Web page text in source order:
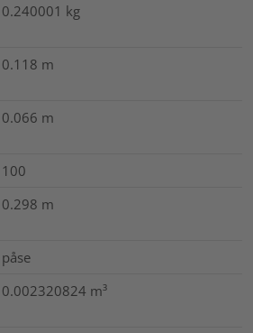
0.240001 kg
0.118 m
0.066 m
100
0.298 m
påse
0.002320824 m³